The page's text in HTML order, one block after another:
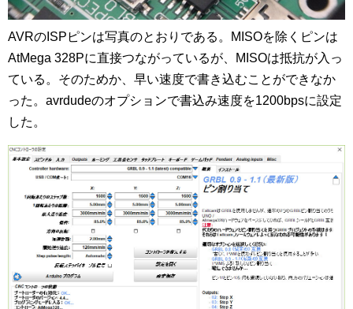
AVRのISPピンは写真のとおりである。MISOを除くピンは
AtMega 328Pに直接つながっているが、MISOは抵抗が入っ
ている。そのためか、早い速度で書き込むことができなか
った。avrdudeのオプションで書込み速度を1200bpsに設定
した。